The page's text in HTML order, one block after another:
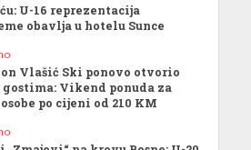
U-16 reprezentacija
obavlja u hotelu Sunce
Vlašić Ski ponovo otvorio
Vikend ponuda za
po cijeni od 210 KM